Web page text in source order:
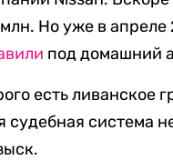
Но уже в апреле
под домашний
есть ливанское
судебная система